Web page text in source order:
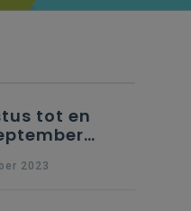
tot en
2023